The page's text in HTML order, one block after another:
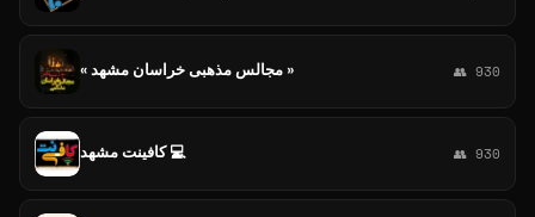
« مجالس مذهبی خراسان مشهد » 👥 930
کافینت مشهد 💻 👥 930